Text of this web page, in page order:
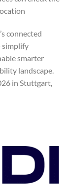
connected
simplify
smarter
landscape.
in Stuttgart,